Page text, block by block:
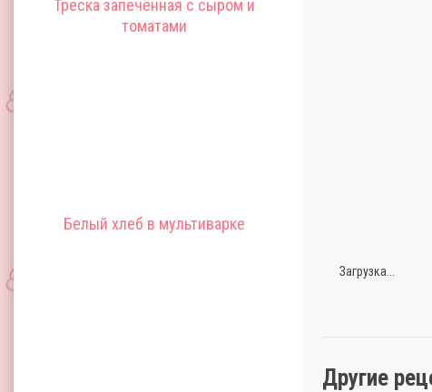
Треска запечённая с сыром и
томатами
Белый хлеб в мультиварке
Загрузка...
Другие